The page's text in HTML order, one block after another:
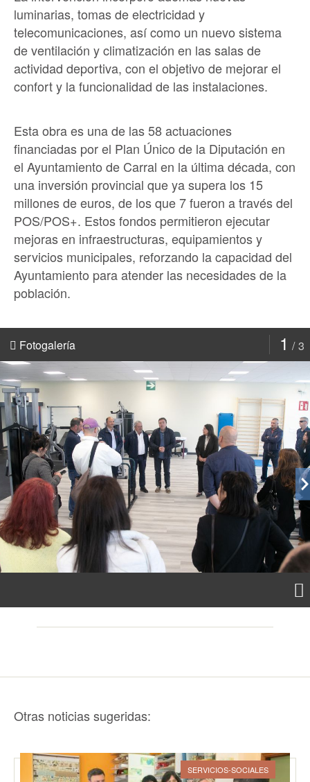
luminarias, tomas de electricidad y
telecomunicaciones, así como un nuevo sistema
de ventilación y climatización en las salas de
actividad deportiva, con el objetivo de mejorar el
confort y la funcionalidad de las instalaciones.
Esta obra es una de las 58 actuaciones
financiadas por el Plan Único de la Diputación en
el Ayuntamiento de Carral en la última década, con
una inversión provincial que ya supera los 15
millones de euros, de los que 7 fueron a través del
POS/POS+. Estos fondos permitieron ejecutar
mejoras en infraestructuras, equipamientos y
servicios municipales, reforzando la capacidad del
Ayuntamiento para atender las necesidades de la
población.
1 3
Fotogalería
Otras noticias sugeridas:
SERVICIOS-SOCIALES